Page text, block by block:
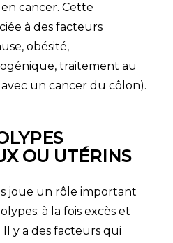
cancer. Cette
à des facteurs
obésité,
traitement au
un cancer du côlon).
OU UTÉRINS
joue un rôle important
à la fois excès et
y a des facteurs qui